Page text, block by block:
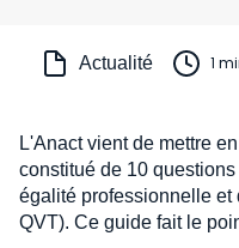
Actualité 1
L'Anact vient de mettre
constitué de 10
égalité professionnelle
QVT). Ce guide fait le